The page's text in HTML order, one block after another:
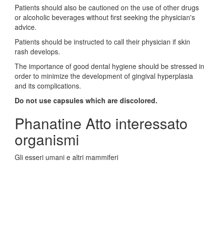
Patients should also be cautioned on the use of other drugs
or alcoholic beverages without first seeking the physician's
advice.
Patients should be instructed to call their physician if skin
rash develops.
The importance of good dental hygiene should be stressed in
order to minimize the development of gingival hyperplasia
and its complications.
Do not use capsules which are discolored.
Phanatine Atto interessato
organismi
Gli esseri umani e altri mammiferi